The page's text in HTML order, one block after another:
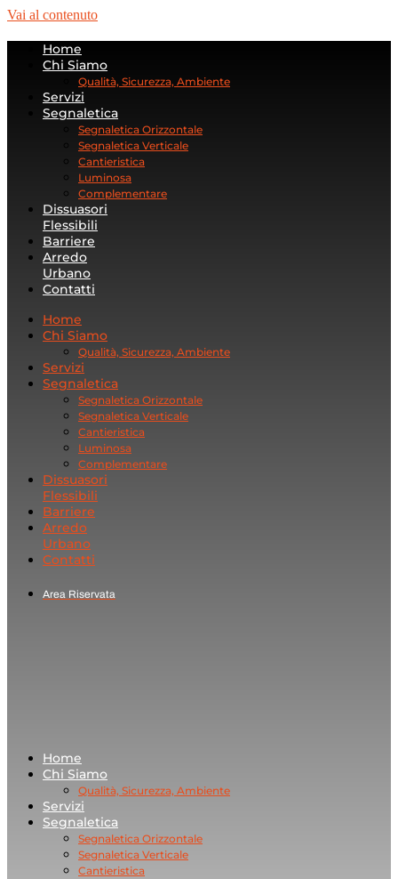
Vai al contenuto
Home
Chi Siamo
Qualità, Sicurezza, Ambiente
Servizi
Segnaletica
Segnaletica Orizzontale
Segnaletica Verticale
Cantieristica
Luminosa
Complementare
Dissuasori
Flessibili
Barriere
Arredo
Urbano
Contatti
Home
Chi Siamo
Qualità, Sicurezza, Ambiente
Servizi
Segnaletica
Segnaletica Orizzontale
Segnaletica Verticale
Cantieristica
Luminosa
Complementare
Dissuasori
Flessibili
Barriere
Arredo
Urbano
Contatti
Area Riservata
Home
Chi Siamo
Qualità, Sicurezza, Ambiente
Servizi
Segnaletica
Segnaletica Orizzontale
Segnaletica Verticale
Cantieristica